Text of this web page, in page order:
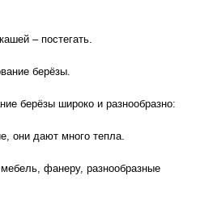
– постегать.
берёзы.
берёзы широко и разнообразно:
они дают много тепла.
фанеру, разнообразные